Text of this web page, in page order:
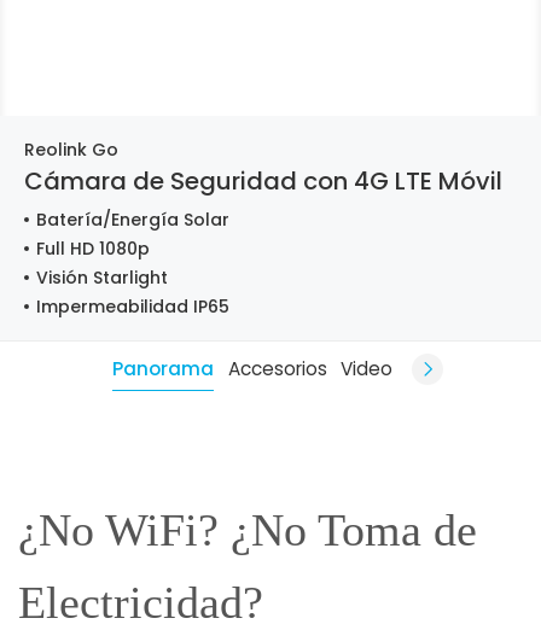
Reolink Go
Cámara de Seguridad con 4G LTE Móvil
Batería/Energía Solar
Full HD 1080p
Visión Starlight
Impermeabilidad IP65
Panorama Accesorios Video
¿No WiFi? ¿No Toma de
Electricidad?